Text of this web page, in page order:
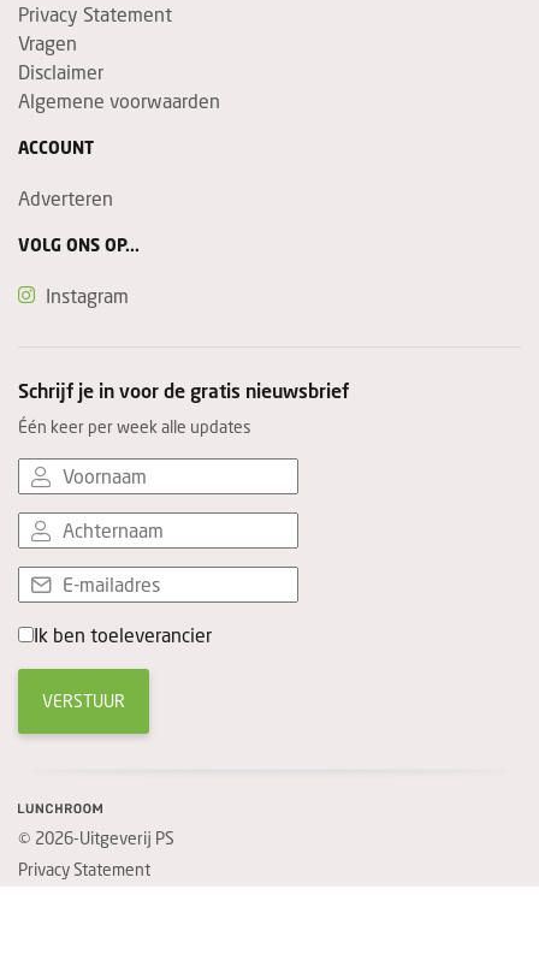
Privacy Statement
Vragen
Disclaimer
Algemene voorwaarden
ACCOUNT
Adverteren
VOLG ONS OP...
Instagram
Schrijf je in voor de gratis nieuwsbrief
Één keer per week alle updates
Ik ben toeleverancier
VERSTUUR
© 2026-Uitgeverij PS
Privacy Statement